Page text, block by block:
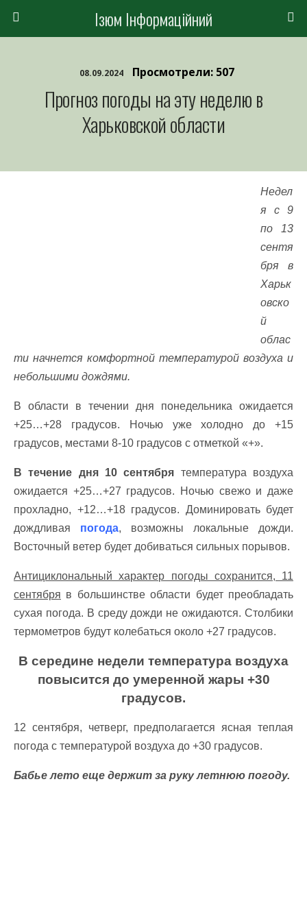
Ізюм Інформаційний
08.09.2024 Просмотрели: 507
Прогноз погоды на эту неделю в
Харьковской области
Недел
я с 9
по 13
сентя
бря в
Харьк
овско
й
облас
ти начнется комфортной температурой воздуха и
небольшими дождями.
В области в течении дня понедельника ожидается
+25…+28 градусов. Ночью уже холодно до +15
градусов, местами 8-10 градусов с отметкой «+».
В течение дня 10 сентября температура воздуха
ожидается +25…+27 градусов. Ночью свежо и даже
прохладно, +12…+18 градусов. Доминировать будет
дождливая погода, возможны локальные дожди.
Восточный ветер будет добиваться сильных порывов.
Антициклональный характер погоды сохранится, 11
сентября в большинстве области будет преобладать
сухая погода. В среду дожди не ожидаются. Столбики
термометров будут колебаться около +27 градусов.
В середине недели температура воздуха
повысится до умеренной жары +30
градусов.
12 сентября, четверг, предполагается ясная теплая
погода с температурой воздуха до +30 градусов.
Бабье лето еще держит за руку летнюю погоду.